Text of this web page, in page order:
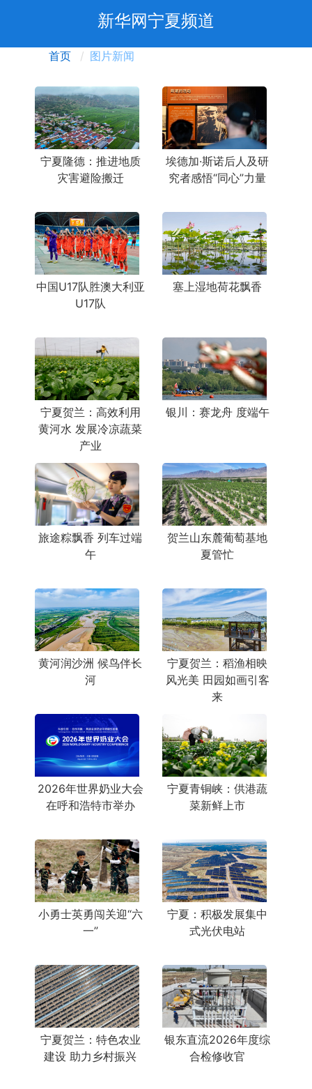
新华网宁夏频道
首页 图片新闻
宁夏隆德：推进地质
灾害避险搬迁
埃德加·斯诺后人及研
究者感悟“同心”力量
中国U17队胜澳大利亚
U17队
塞上湿地荷花飘香
宁夏贺兰：高效利用
黄河水 发展冷凉蔬菜
产业
银川：赛龙舟 度端午
旅途粽飘香 列车过端
午
贺兰山东麓葡萄基地
夏管忙
黄河润沙洲 候鸟伴长
河
宁夏贺兰：稻渔相映
风光美 田园如画引客
来
2026年世界奶业大会
在呼和浩特市举办
宁夏青铜峡：供港蔬
菜新鲜上市
小勇士英勇闯关迎“六
一”
宁夏：积极发展集中
式光伏电站
宁夏贺兰：特色农业
建设 助力乡村振兴
银东直流2026年度综
合检修收官